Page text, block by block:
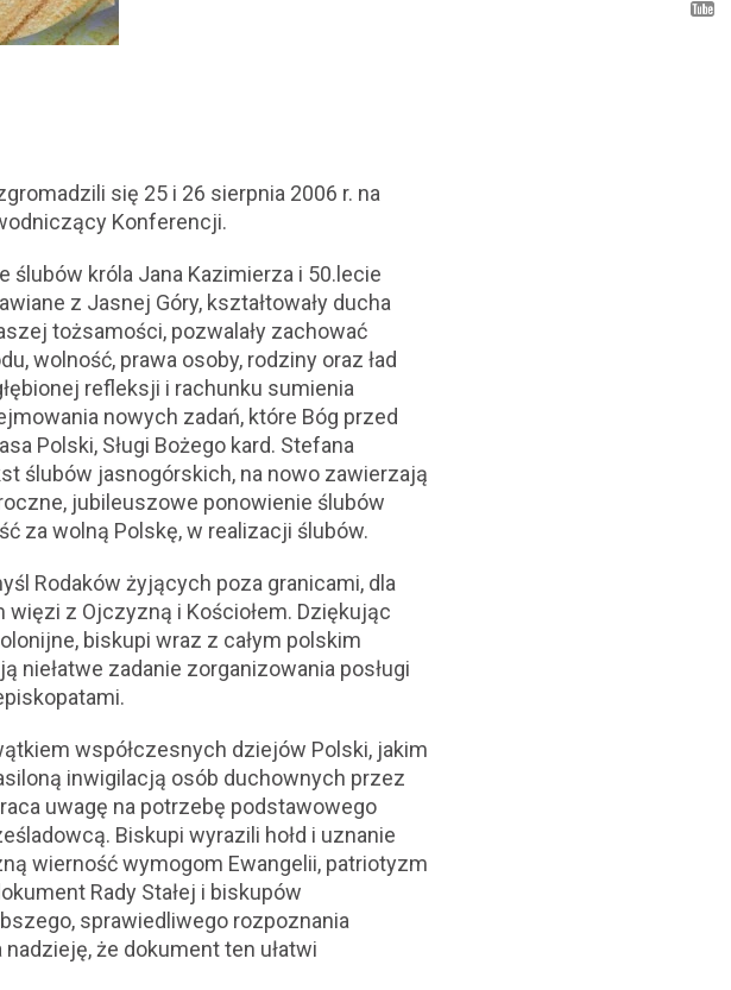
się 25 i 26 sierpnia 2006 r. na
Konferencji.
króla Jana Kazimierza i 50.lecie
z Jasnej Góry, kształtowały ducha
tożsamości, pozwalały zachować
wolność, prawa osoby, rodziny oraz ład
refleksji i rachunku sumienia
nowych zadań, które Bóg przed
Polski, Sługi Bożego kard. Stefana
ślubów jasnogórskich, na nowo zawierzają
jubileuszowe ponowienie ślubów
za wolną Polskę, w realizacji ślubów.
Rodaków żyjących poza granicami, dla
z Ojczyzną i Kościołem. Dziękując
biskupi wraz z całym polskim
zadanie zorganizowania posługi
współczesnych dziejów Polski, jakim
inwigilacją osób duchownych przez
uwagę na potrzebę podstawowego
Biskupi wyrazili hołd i uznanie
wierność wymogom Ewangelii, patriotyzm
Rady Stałej i biskupów
sprawiedliwego rozpoznania
że dokument ten ułatwi